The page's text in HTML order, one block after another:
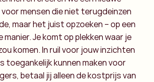
mensen die niet terugdeinzen
maar het juist opzoeken – op een
manier. Je komt op plekken waar je
komen. In ruil voor jouw inzichten
toegankelijk kunnen maken voor
betaal jij alleen de kostprijs van